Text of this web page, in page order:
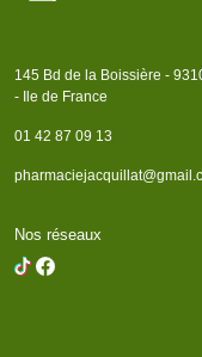
145 Bd de la Boissière -
- Ile de France
01 42 87 09 13
Nos réseaux